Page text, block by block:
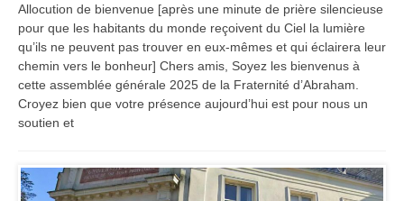
Allocution de bienvenue [après une minute de prière silencieuse
pour que les habitants du monde reçoivent du Ciel la lumière
qu’ils ne peuvent pas trouver en eux-mêmes et qui éclairera leur
chemin vers le bonheur] Chers amis, Soyez les bienvenus à
cette assemblée générale 2025 de la Fraternité d’Abraham.
Croyez bien que votre présence aujourd’hui est pour nous un
soutien et